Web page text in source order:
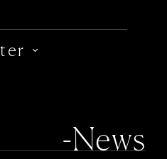
-News